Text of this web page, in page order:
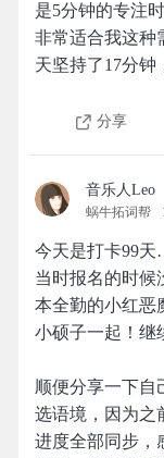
是5分钟的专注
非常适合我这种
天坚持了17分钟
分享
音乐人Leo
蜗牛拓词帮
今天是打卡99
当时报名的时候
本全勤的小红恶
小硕子一起！继
顺便分享一下自
选语境，因为之
进度全部同步，